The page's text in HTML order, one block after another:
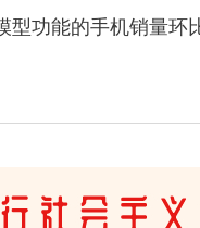
功能的手机销量环